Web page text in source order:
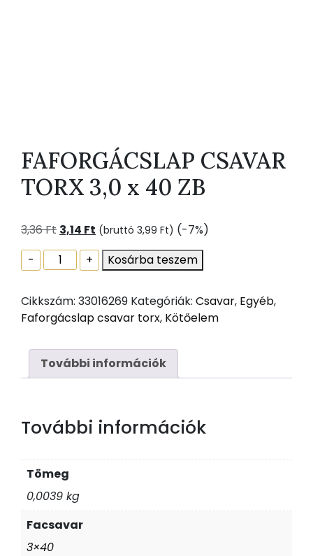
FAFORGÁCSLAP CSAVAR
TORX 3,0 x 40 ZB
3,36Ft Original
price
was:
3,14 Ft Current
price
(bruttó 3,99 Ft) (-7%)
-
FAFORGÁCSLAP
CSAVAR
3,0
x
ZB
mennyiség
+ Kosárba teszem
Cikkszám: 33016269 Kategóriák: Csavar, Egyéb,
Faforgácslap csavar torx, Kötőelem
További információk
További információk
Tömeg
0,0039 kg
Facsavar
3×40